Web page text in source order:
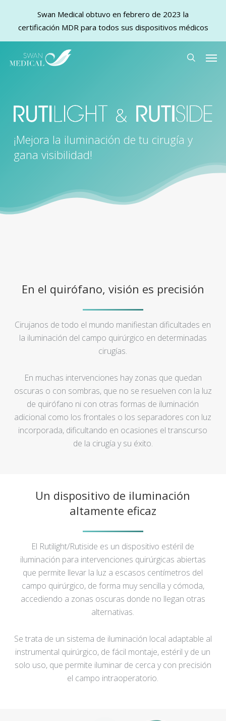
search
¡Mejora la iluminación de tu cirugía y
gana visibilidad!
En el quirófano, visión es precisión
Cirujanos de todo el mundo manifiestan dificultades en
la iluminación del campo quirúrgico en determinadas
cirugías.
En muchas intervenciones hay zonas que quedan
oscuras o con sombras, que no se resuelven con la luz
de quirófano ni con otras formas de iluminación
adicional como los frontales o los separadores con luz
incorporada, dificultando en ocasiones el transcurso
de la cirugía y su éxito.
Un dispositivo de iluminación
altamente eficaz
El Rutilight/Rutiside es un dispositivo estéril de
iluminación para intervenciones quirúrgicas abiertas
que permite llevar la luz a escasos centímetros del
campo quirúrgico, de forma muy sencilla y cómoda,
accediendo a zonas oscuras donde no llegan otras
alternativas.
Se trata de un sistema de iluminación local adaptable al
instrumental quirúrgico, de fácil montaje, estéril y de un
solo uso, que permite iluminar de cerca y con precisión
el campo intraoperatorio.
Swan Medical obtuvo en febrero de 2023 la
certificación MDR para todos sus dispositivos médicos